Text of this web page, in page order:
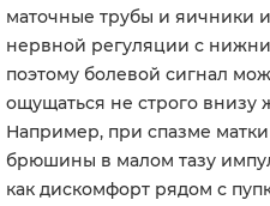
маточные трубы и яичники
нервной регуляции с
поэтому болевой сигнал
ощущаться не строго внизу
Например, при спазме
брюшины в малом тазу
как дискомфорт рядом с